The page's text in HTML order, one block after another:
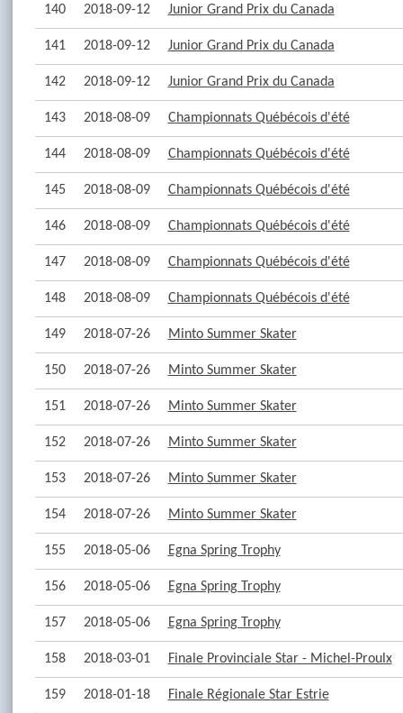
140 2018-09-12 Junior Grand Prix du Canada
141 2018-09-12 Junior Grand Prix du Canada
142 2018-09-12 Junior Grand Prix du Canada
143 2018-08-09 Championnats Québécois d'été
144 2018-08-09 Championnats Québécois d'été
145 2018-08-09 Championnats Québécois d'été
146 2018-08-09 Championnats Québécois d'été
147 2018-08-09 Championnats Québécois d'été
148 2018-08-09 Championnats Québécois d'été
149 2018-07-26 Minto Summer Skater
150 2018-07-26 Minto Summer Skater
151 2018-07-26 Minto Summer Skater
152 2018-07-26 Minto Summer Skater
153 2018-07-26 Minto Summer Skater
154 2018-07-26 Minto Summer Skater
155 2018-05-06 Egna Spring Trophy
156 2018-05-06 Egna Spring Trophy
157 2018-05-06 Egna Spring Trophy
158 2018-03-01 Finale Provinciale Star - Michel-Proulx
159 2018-01-18 Finale Régionale Star Estrie